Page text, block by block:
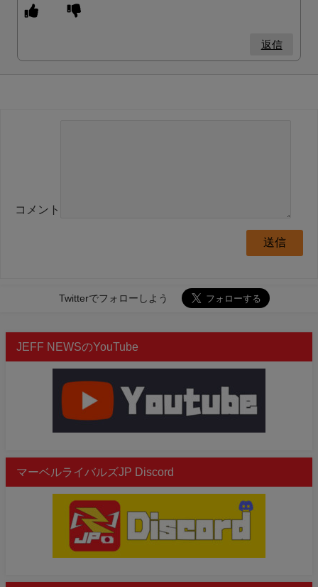
返信
コメント
Twitterでフォローしよう
JEFF NEWSのYouTube
マーベルライバルズJP Discord